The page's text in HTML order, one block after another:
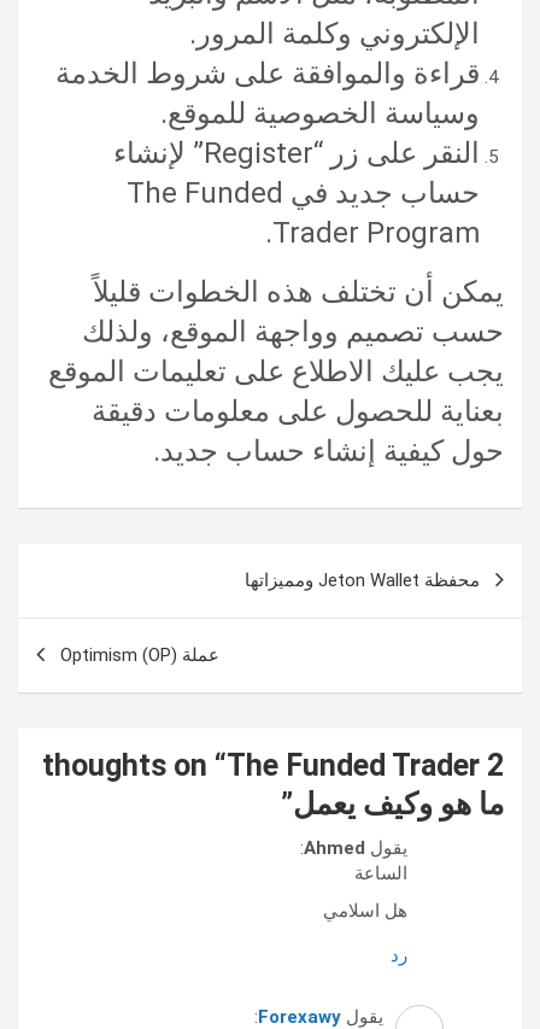
الإلكتروني وكلمة المرور.
قراءة والموافقة على شروط الخدمة
وسياسة الخصوصية للموقع.
النقر على زر “Register” لإنشاء
حساب جديد في The Funded
Trader Program.
يمكن أن تختلف هذه الخطوات قليلاً
حسب تصميم وواجهة الموقع، ولذلك
يجب عليك الاطلاع على تعليمات الموقع
بعناية للحصول على معلومات دقيقة
حول كيفية إنشاء حساب جديد.
المقالات
محفظة Jeton Wallet ومميزاتها
عملة Optimism (OP)
2 thoughts on “
The Funded Trader
ما هو وكيف يعمل”
يقول Ahmed
:
الساعة
هل اسلامي
رد
يقول Forexawy
: